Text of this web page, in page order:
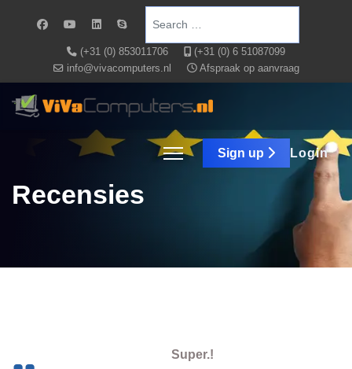
(+31 (0) 853011706
(+31 (0) 6 51087099
info@vivacomputers.nl
Afspraak op aanvraag
Sign up Login
Recensies
Super.!